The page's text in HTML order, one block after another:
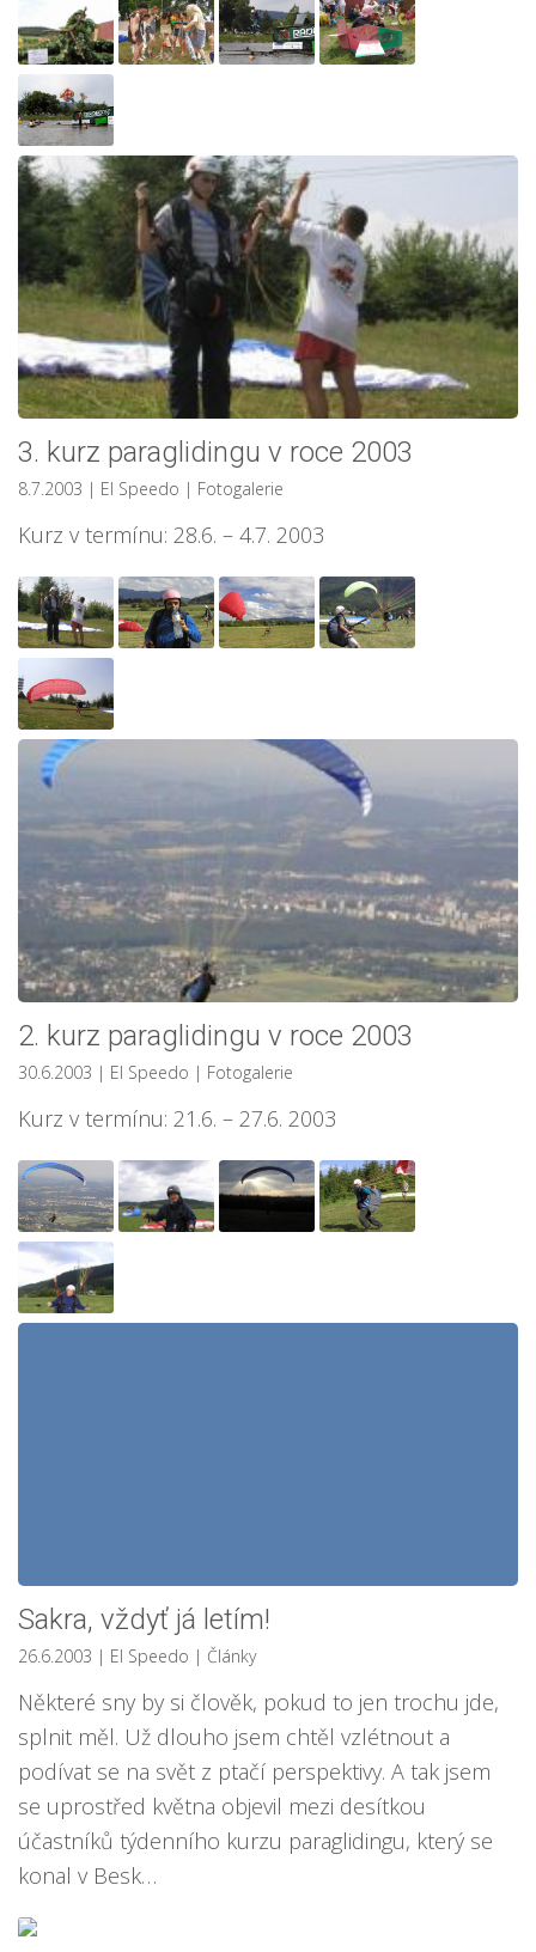
3. kurz paraglidingu v roce 2003
8.7.2003 | El Speedo | Fotogalerie
Kurz v termínu: 28.6. – 4.7. 2003
2. kurz paraglidingu v roce 2003
30.6.2003 | El Speedo | Fotogalerie
Kurz v termínu: 21.6. – 27.6. 2003
Sakra, vždyť já letím!
26.6.2003 | El Speedo | Články
Některé sny by si člověk, pokud to jen trochu jde,
splnit měl. Už dlouho jsem chtěl vzlétnout a
podívat se na svět z ptačí perspektivy. A tak jsem
se uprostřed května objevil mezi desítkou
účastníků týdenního kurzu paraglidingu, který se
konal v Besk…